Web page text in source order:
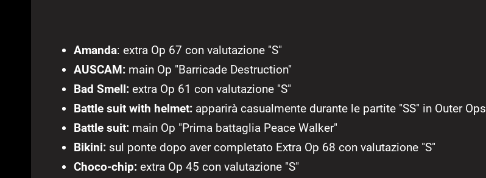
Amanda: extra Op 67 con valutazione "S"
AUSCAM: main Op "Barricade Destruction"
Bad Smell: extra Op 61 con valutazione "S"
Battle suit with helmet: apparirà casualmente durante le partite "SS" in Outer Ops
Battle suit: main Op "Prima battaglia Peace Walker"
Bikini: sul ponte dopo aver completato Extra Op 68 con valutazione "S"
Choco-chip: extra Op 45 con valutazione "S"